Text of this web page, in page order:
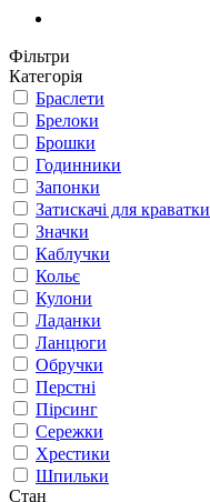
Фільтри
Категорія
Браслети
Брелоки
Брошки
Годинники
Запонки
Затискачі для краватки
Значки
Каблучки
Кольє
Кулони
Ладанки
Ланцюги
Обручки
Перстні
Пірсинг
Сережки
Хрестики
Шпильки
Стан